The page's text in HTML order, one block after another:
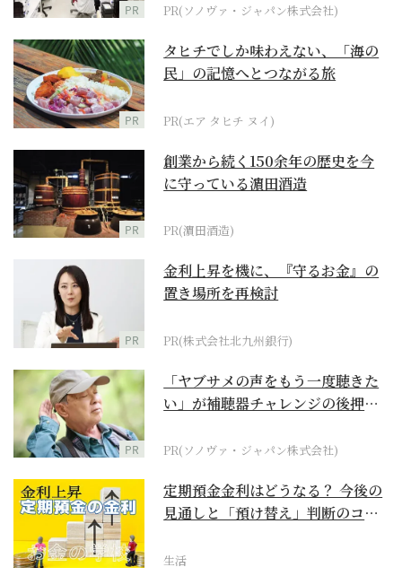
PR PR(ソノヴァ・ジャパン株式会社)
PR
タヒチでしか味わえない、「海の
民」の記憶へとつながる旅
PR(エア タヒチ ヌイ)
PR
創業から続く150余年の歴史を今
に守っている濵田酒造
PR(濵田酒造)
PR
金利上昇を機に、『守るお金』の
置き場所を再検討
PR(株式会社北九州銀行)
PR
「ヤブサメの声をもう一度聴きた
い」が補聴器チャレンジの後押し
PR(ソノヴァ・ジャパン株式会社)
定期預金金利はどうなる？ 今後の
見通しと「預け替え」判断のコツ
生活